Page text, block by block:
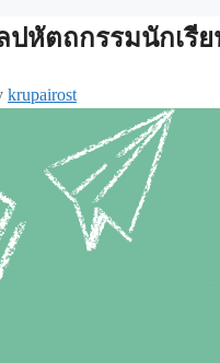
หัตถกรรมนักเรีย
krupairost